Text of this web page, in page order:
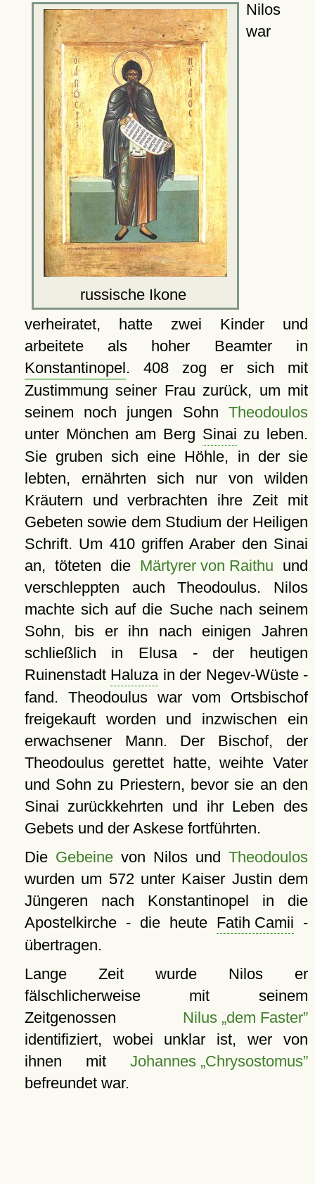
russische Ikone
Nilos
war
verheiratet, hatte zwei Kinder und
arbeitete als hoher Beamter in
Konstantinopel. 408 zog er sich mit
Zustimmung seiner Frau zurück, um mit
seinem noch jungen Sohn Theodoulos
unter Mönchen am Berg Sinai zu leben.
Sie gruben sich eine Höhle, in der sie
lebten, ernährten sich nur von wilden
Kräutern und verbrachten ihre Zeit mit
Gebeten sowie dem Studium der Heiligen
Schrift. Um 410 griffen Araber den Sinai
an, töteten die Märtyrer von Raithu und
verschleppten auch Theodoulus. Nilos
machte sich auf die Suche nach seinem
Sohn, bis er ihn nach einigen Jahren
schließlich in Elusa - der heutigen
Ruinenstadt Haluza in der Negev-Wüste -
fand. Theodoulus war vom Ortsbischof
freigekauft worden und inzwischen ein
erwachsener Mann. Der Bischof, der
Theodoulus gerettet hatte, weihte Vater
und Sohn zu Priestern, bevor sie an den
Sinai zurückkehrten und ihr Leben des
Gebets und der Askese fortführten.
Die Gebeinevon Nilos undTheodoulos
wurden um 572 unter Kaiser Justin dem
Jüngeren nach Konstantinopel in die
Apostelkirche - die heute Fatih Camii -
übertragen.
Lange Zeit wurde Nilos er
fälschlicherweise mit seinem
Zeitgenossen Nilus „dem Faster”
identifiziert, wobei unklar ist, wer von
ihnen mit Johannes „Chrysostomus”
befreundet war.